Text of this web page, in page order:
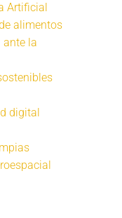
Artificial
alimentos
ante la
digital